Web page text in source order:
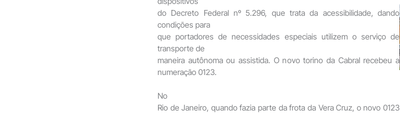
do Decreto Federal nº 5.296, que trata da acessibilidade, dando
condições para
que portadores de necessidades especiais utilizem o serviço de
transporte de
maneira autônoma ou assistida. O novo torino da Cabral recebeu a
numeração 0123.
No
Rio de Janeiro, quando fazia parte da frota da Vera Cruz, o novo 0123